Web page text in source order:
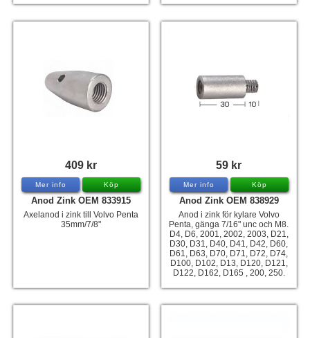
409 kr
Mer info Köp
Anod Zink OEM 833915
Axelanod i zink till Volvo Penta
35mm/7/8"
59 kr
Mer info Köp
Anod Zink OEM 838929
Anod i zink för kylare Volvo
Penta, gänga 7/16" unc och M8.
D4, D6, 2001, 2002, 2003, D21,
D30, D31, D40, D41, D42, D60,
D61, D63, D70, D71, D72, D74,
D100, D102, D13, D120, D121,
D122, D162, D165 , 200, 250.